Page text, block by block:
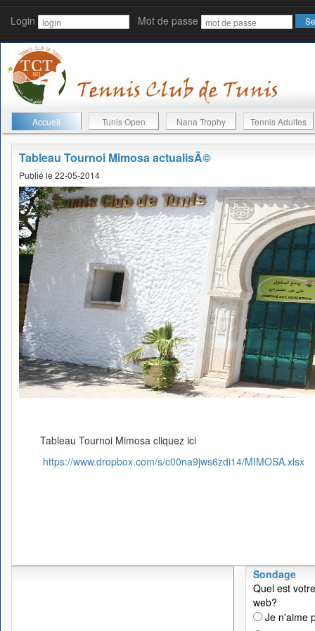
Login Mot de passe
Accueil Tunis Open Nana Trophy Tennis Adultes
Tableau Tournoi Mimosa actualisÃ©
Publié le 22-05-2014
Tableau Tournoi Mimosa cliquez ici
https://www.dropbox.com/s/c00na9jws6zdi14/MIMOSA.xlsx
Sondage
Quel est
web?
Je n'aime